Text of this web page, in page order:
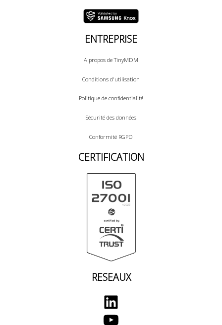
ENTREPRISE
A propos de TinyMDM
Conditions d'utilisation
Politique de confidentialité
Sécurité des données
Conformité RGPD
CERTIFICATION
RESEAUX
LinkedIn
YouTube